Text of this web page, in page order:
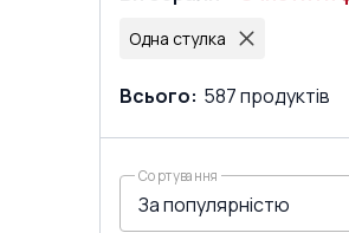
Одна стулка
Всього: 587продуктів
Сортування